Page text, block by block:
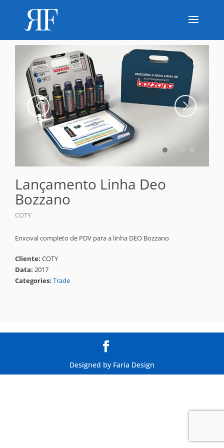
Lançamento Linha Deo
Bozzano
COTY
Enxoval completo de PDV para a linha DEO Bozzano
Cliente: COTY
Data: 2017
Categories: Trade
Designed by Faria Design